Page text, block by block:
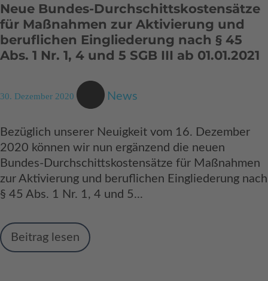
Neue Bundes-Durchschittskostensätze
für Maßnahmen zur Aktivierung und
beruflichen Eingliederung nach § 45
Abs. 1 Nr. 1, 4 und 5 SGB III ab 01.01.2021
30. Dezember 2020 News
Bezüglich unserer Neuigkeit vom 16. Dezember
2020 können wir nun ergänzend die neuen
Bundes-Durchschittskostensätze für Maßnahmen
zur Aktivierung und beruflichen Eingliederung nach
§ 45 Abs. 1 Nr. 1, 4 und 5...
Beitrag lesen